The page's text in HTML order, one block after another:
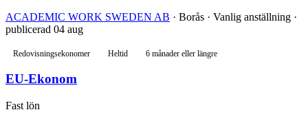
ACADEMIC WORK SWEDEN AB · Borås · Vanlig anställning ·
publicerad 04 aug
Redovisningsekonomer Heltid 6 månader eller längre
EU-Ekonom
Fast lön